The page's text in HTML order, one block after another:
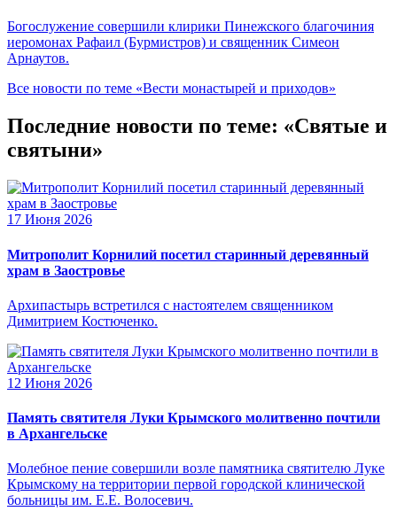
Богослужение совершили клирики Пинежского благочиния
иеромонах Рафаил (Бурмистров) и священник Симеон
Арнаутов.
Все новости по теме «Вести монастырей и приходов»
Последние новости по теме: «Святые и
святыни»
17 Июня 2026
Митрополит Корнилий посетил старинный деревянный
храм в Заостровье
Архипастырь встретился с настоятелем священником
Димитрием Костюченко.
12 Июня 2026
Память святителя Луки Крымского молитвенно почтили
в Архангельске
Молебное пение совершили возле памятника святителю Луке
Крымскому на территории первой городской клинической
больницы им. Е.Е. Волосевич.